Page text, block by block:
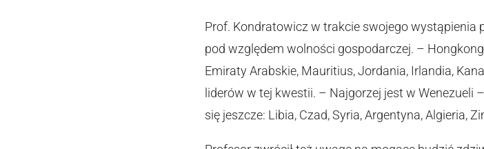
Prof. Kondratowicz w trakcie swojego wystąpienia
pod względem wolności gospodarczej. –
Emiraty Arabskie, Mauritius, Jordania, Irlandia,
liderów w tej kwestii. – Najgorzej jest w
się jeszcze: Libia, Czad, Syria, Argentyna, Algieria,